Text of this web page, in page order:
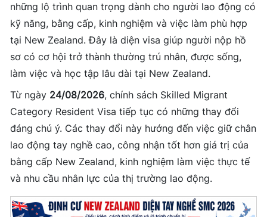
những lộ trình quan trọng dành cho người lao động có
kỹ năng, bằng cấp, kinh nghiệm và việc làm phù hợp
tại New Zealand. Đây là diện visa giúp người nộp hồ
sơ có cơ hội trở thành thường trú nhân, được sống,
làm việc và học tập lâu dài tại New Zealand.
Từ ngày 24/08/2026, chính sách Skilled Migrant
Category Resident Visa tiếp tục có những thay đổi
đáng chú ý. Các thay đổi này hướng đến việc giữ chân
lao động tay nghề cao, công nhận tốt hơn giá trị của
bằng cấp New Zealand, kinh nghiệm làm việc thực tế
và nhu cầu nhân lực của thị trường lao động.